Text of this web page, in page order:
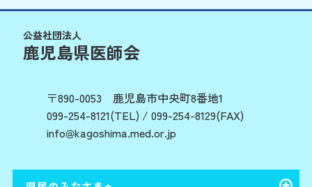
公益社団法人
鹿児島県医師会
〒890-0053 鹿児島市中央町8番地1
099-254-8121(TEL) / 099-254-8129(FAX)
info kagoshima.med.or.jp